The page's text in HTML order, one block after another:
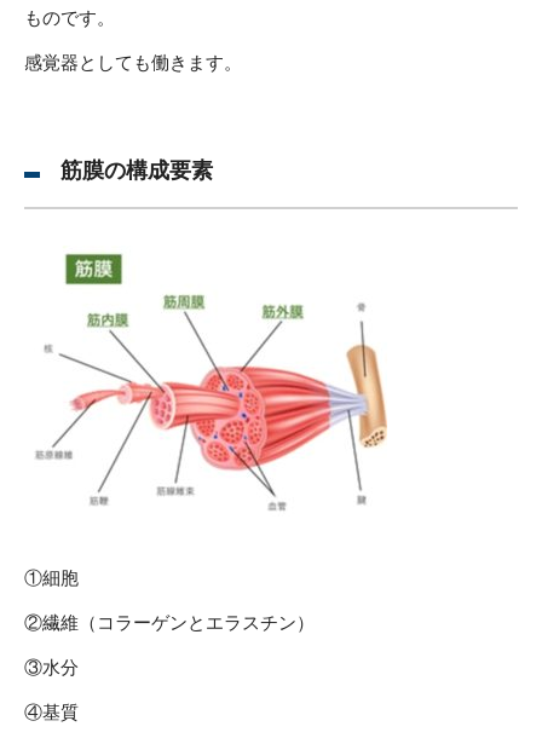
ものです。
感覚器としても働きます。
筋膜の構成要素
①細胞
②繊維（コラーゲンとエラスチン）
③水分
④基質